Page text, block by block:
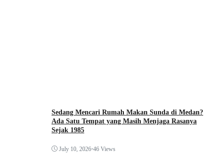
Sedang Mencari Rumah Makan Sunda di Medan?
Ada Satu Tempat yang Masih Menjaga Rasanya
Sejak 1985
July 10, 2026•46 Views